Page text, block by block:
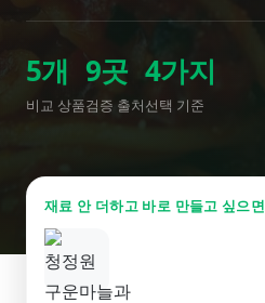
5개
비교 상품
9곳
검증 출처
4가지
선택 기준
재료 안 더하고 바로 만들고 싶으면